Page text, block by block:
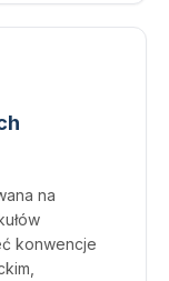
na
konwencje